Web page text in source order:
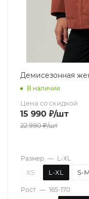
Демисезонная
В наличии
Цена со скидкой
15 990 ₽/шт
22 990₽/шт
Размер — L-XL
XS L-XL S-M
Рост — 165-170